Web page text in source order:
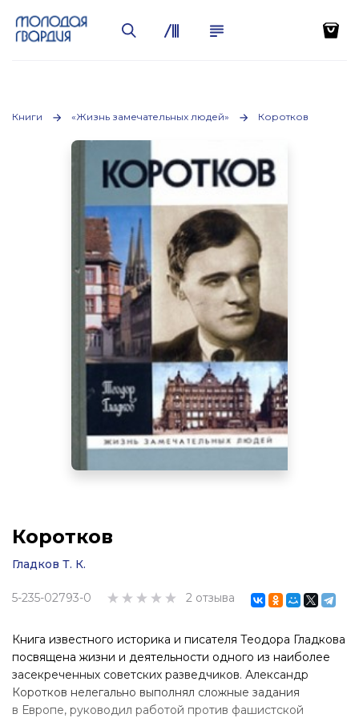
Книги «Жизнь замечательных людей» Коротков
Коротков
Гладков Т. К.
5-235-02793-0 2 отзыва
Книга известного историка и писателя Теодора Гладкова
посвящена жизни и деятельности одного из наиболее
засекреченных советских разведчиков. Александр
Коротков нелегально выполнял сложные задания
в Европе, руководил работой против фашистской